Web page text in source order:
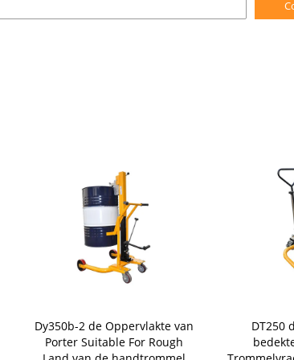
Dy350b-2 de Oppervlakte van
Porter Suitable For Rough
DT250